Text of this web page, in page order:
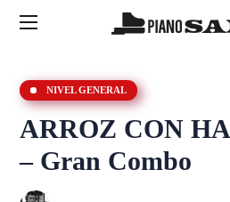
NIVEL GENERAL
ARROZ CON
– Gran Combo